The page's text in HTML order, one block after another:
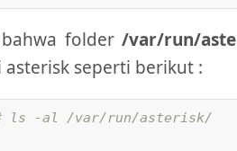
folder /var/run/
seperti berikut :
ls -al /var/run/asterisk/